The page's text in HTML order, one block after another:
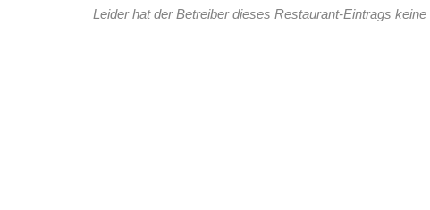
Leider hat der Betreiber dieses Restaurant-Eintrags